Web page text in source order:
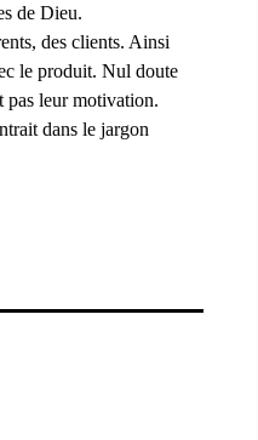
de Dieu.
des clients. Ainsi
le produit. Nul doute
pas leur motivation.
dans le jargon